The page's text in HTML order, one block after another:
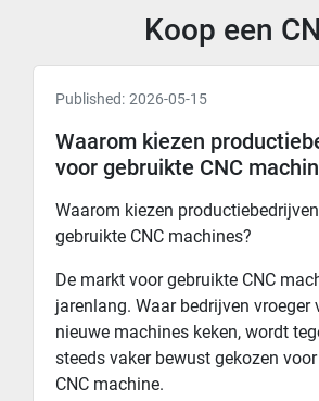
Koop een
Published: 2026-05-15
Waarom kiezen
voor gebruikte CNC
Waarom kiezen
gebruikte CNC machines?
De markt voor gebruikte CNC
jarenlang. Waar bedrijven vroeger
nieuwe machines keken, wordt
steeds vaker bewust gekozen
CNC machine.